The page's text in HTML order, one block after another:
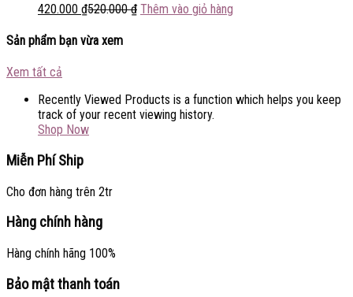
420.000 ₫520.000₫ Thêm vào giỏ hàng
Sản phẩm bạn vừa xem
Xem tất cả
Recently Viewed Products is a function which helps you keep
track of your recent viewing history.
Shop Now
Miễn Phí Ship
Cho đơn hàng trên 2tr
Hàng chính hàng
Hàng chính hãng 100%
Bảo mật thanh toán